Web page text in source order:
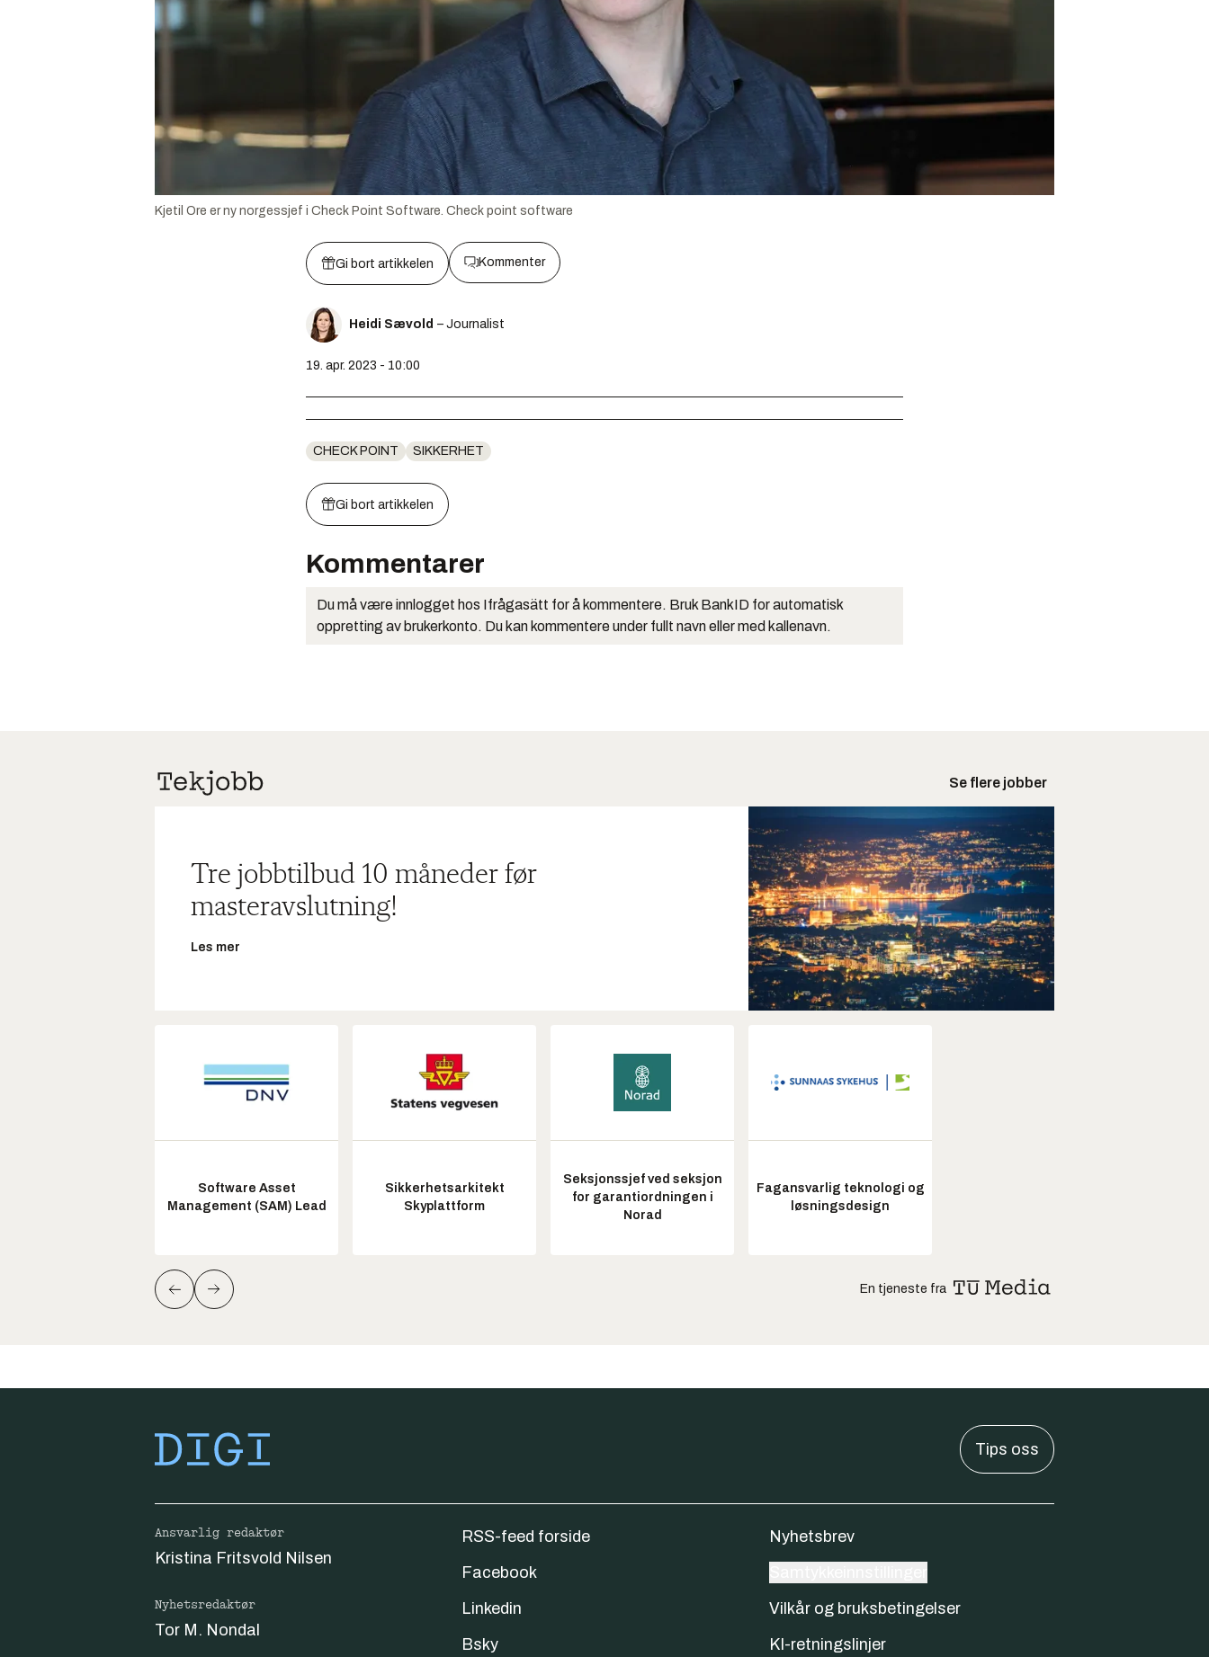
Kjetil Ore er ny norgessjef i Check Point Software. Check point software
Gi bort artikkelen Kommenter
Heidi Sævold – Journalist
19. apr. 2023 - 10:00
CHECK POINT SIKKERHET
Gi bort artikkelen
Kommentarer
Du må være innlogget hos Ifrågasätt for å kommentere. Bruk BankID for automatisk
oppretting av brukerkonto. Du kan kommentere under fullt navn eller med kallenavn.
Se flere jobber
Tre jobbtilbud 10 måneder før
masteravslutning!
Les mer
Software Asset
Management (SAM) Lead
Sikkerhetsarkitekt
Skyplattform
Seksjonssjef ved seksjon
for garantiordningen i
Norad
Fagansvarlig teknologi og
løsningsdesign
En tjeneste fra
Tips oss
Ansvarlig redaktør
Kristina Fritsvold Nilsen
Nyhetsredaktør
Tor M. Nondal
RSS-feed forside
Facebook
Linkedin
Bsky
Nyhetsbrev
Vilkår og bruksbetingelser
KI-retningslinjer